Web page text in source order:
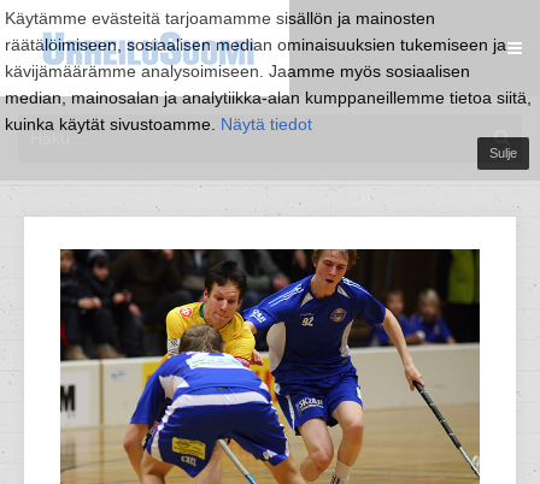
Käytämme evästeitä tarjoamamme sisällön ja mainosten
räätälöimiseen, sosiaalisen median ominaisuuksien tukemiseen ja
kävijämäärämme analysoimiseen. Jaamme myös sosiaalisen
median, mainosalan ja analytiikka-alan kumppaneillemme tietoa siitä,
kuinka käytät sivustoamme. Näytä tiedot
Sulje